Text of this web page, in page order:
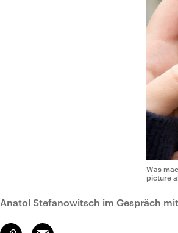
Was
picture
Anatol Stefanowitsch im Gespräch
Link